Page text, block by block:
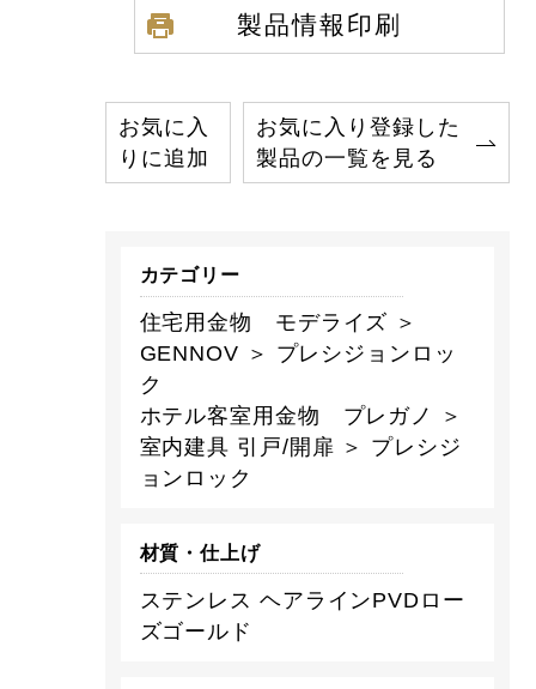
製品情報印刷
お気に入
りに追加
お気に入り登録した
製品の一覧を見る
カテゴリー
住宅用金物 モデライズ ＞
GENNOV ＞ プレシジョンロッ
ク
ホテル客室用金物 プレガノ ＞
室内建具 引戸/開扉 ＞ プレシジ
ョンロック
材質・仕上げ
ステンレス ヘアラインPVDロー
ズゴールド